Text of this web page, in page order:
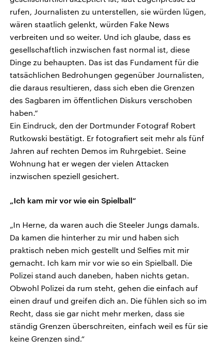
rufen, Journalisten zu unterstellen, sie würden lügen,
wären staatlich gelenkt, würden Fake News
verbreiten und so weiter. Und ich glaube, dass es
gesellschaftlich inzwischen fast normal ist, diese
Dinge zu behaupten. Das ist das Fundament für die
tatsächlichen Bedrohungen gegenüber Journalisten,
die daraus resultieren, dass sich eben die Grenzen
des Sagbaren im öffentlichen Diskurs verschoben
haben.“
Ein Eindruck, den der Dortmunder Fotograf Robert
Rutkowski bestätigt. Er fotografiert seit mehr als fünf
Jahren auf rechten Demos im Ruhrgebiet. Seine
Wohnung hat er wegen der vielen Attacken
inzwischen speziell gesichert.
„Ich kam mir vor wie ein Spielball“
„In Herne, da waren auch die Steeler Jungs damals.
Da kamen die hinterher zu mir und haben sich
praktisch neben mich gestellt und Selfies mit mir
gemacht. Ich kam mir vor wie so ein Spielball. Die
Polizei stand auch daneben, haben nichts getan.
Obwohl Polizei da rum steht, gehen die einfach auf
einen drauf und greifen dich an. Die fühlen sich so im
Recht, dass sie gar nicht mehr merken, dass sie
ständig Grenzen überschreiten, einfach weil es für sie
keine Grenzen sind.“